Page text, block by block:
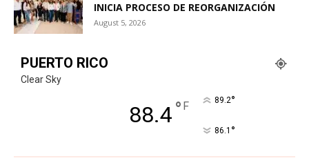
INICIA PROCESO DE REORGANIZACIÓN
August 5, 2026
PUERTO RICO
Clear Sky
88.4° F 89.2°
86.1 °